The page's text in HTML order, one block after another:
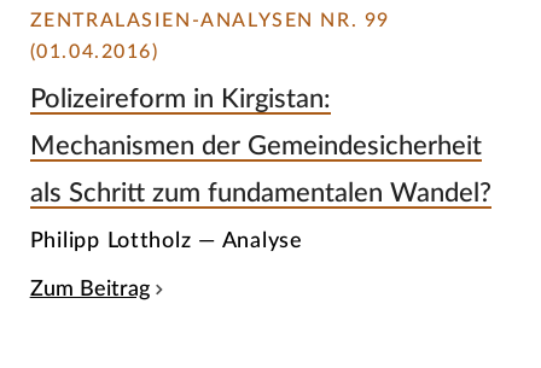
ZENTRALASIEN-ANALYSEN NR. 99
(01.04.2016)
Polizeireform in Kirgistan:
Mechanismen der Gemeindesicherheit
als Schritt zum fundamentalen Wandel?
Philipp Lottholz — Analyse
Zum Beitrag